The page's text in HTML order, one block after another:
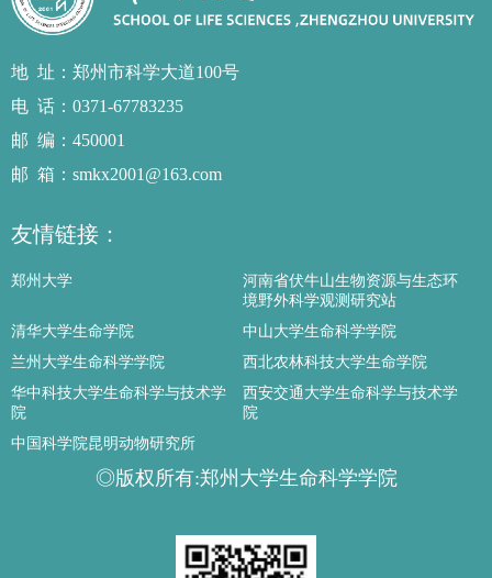
地址 ：郑州市科学大道100号
电话 ：0371-67783235
邮编 ：450001
邮箱 ：smkx2001@163.com
友情链接：
郑州大学
河南省伏牛山生物资源与生态环
境野外科学观测研究站
清华大学生命学院
中山大学生命科学学院
兰州大学生命科学学院
西北农林科技大学生命学院
华中科技大学生命科学与技术学
院
西安交通大学生命科学与技术学
院
中国科学院昆明动物研究所
◎版权所有:郑州大学生命科学学院